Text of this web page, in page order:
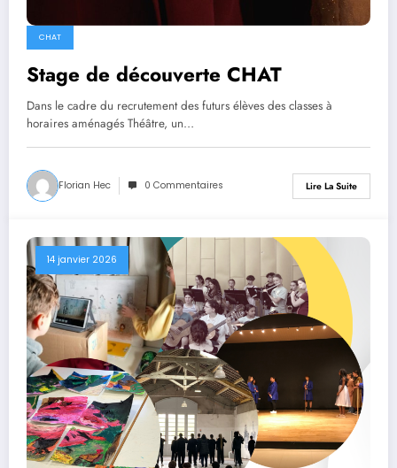
CHAT
Stage de découverte CHAT
Dans le cadre du recrutement des futurs élèves des classes à
horaires aménagés Théâtre, un…
Florian Hec 0 Commentaires Lire La Suite
14 janvier 2026